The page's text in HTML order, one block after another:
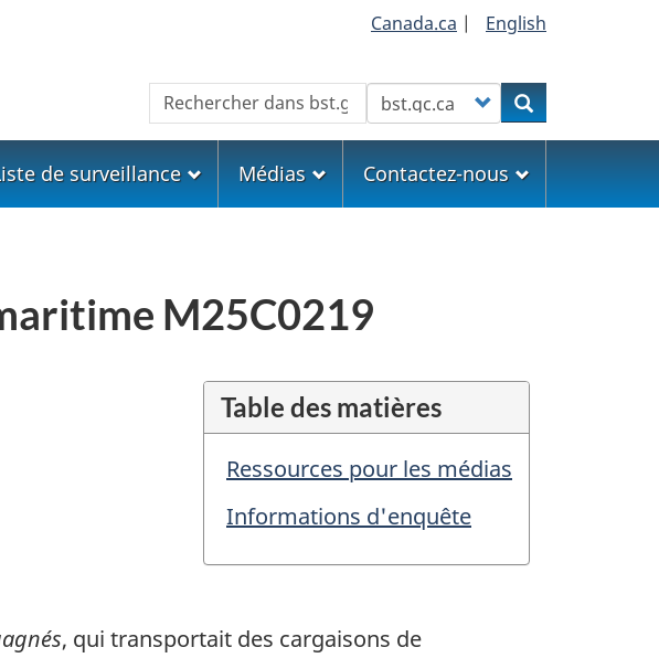
Canada.ca | English
Rechercher Customize your searchRechercher
de surveillance Médias Contactez-nous
M25C0219
Table des matières
Ressources pour les médias
Informations d'enquête
, qui transportait des cargaisons de